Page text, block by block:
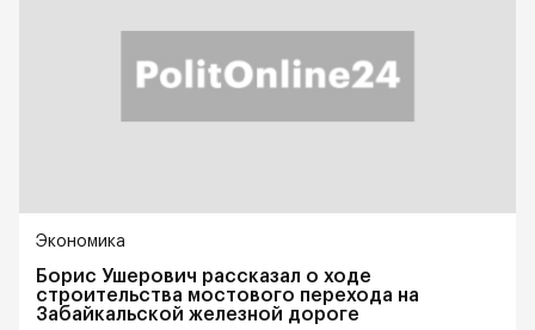
Экономика
Борис Ушерович рассказал о ходе
строительства мостового перехода на
Забайкальской железной дороге